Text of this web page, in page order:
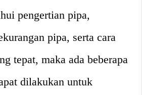
pengertian pipa,
pipa, serta cara
tepat, maka ada beberapa
dilakukan untuk